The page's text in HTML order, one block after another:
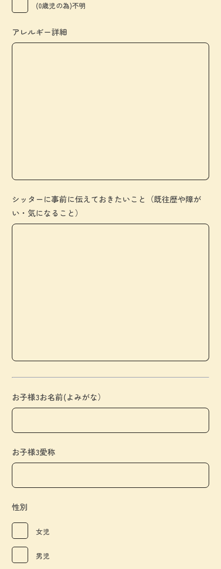
(0歳児の為)不明
アレルギー詳細
シッターに事前に伝えておきたいこと（既往歴や障が
い・気になること）
お子様3お名前(よみがな）
お子様3愛称
性別
女児
男児